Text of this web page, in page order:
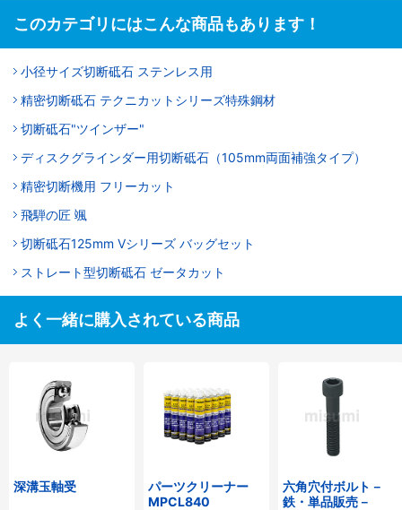
このカテゴリにはこんな商品もあります！
小径サイズ切断砥石 ステンレス用
精密切断砥石 テクニカットシリーズ特殊鋼材
切断砥石"ツインザー"
ディスクグラインダー用切断砥石（105mm両面補強タイプ）
精密切断機用 フリーカット
飛騨の匠 颯
切断砥石125mm Vシリーズ バッグセット
ストレート型切断砥石 ゼータカット
よく一緒に購入されている商品
深溝玉軸受
パーツクリーナー
MPCL840
六角穴付ボルト－
鉄・単品販売－